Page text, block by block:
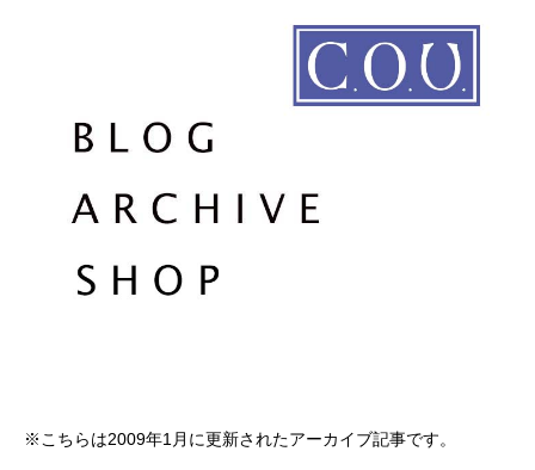
※こちらは2009年1月に更新されたアーカイブ記事です。